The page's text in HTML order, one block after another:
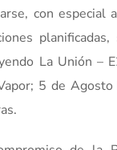
con
La Unión
5 de